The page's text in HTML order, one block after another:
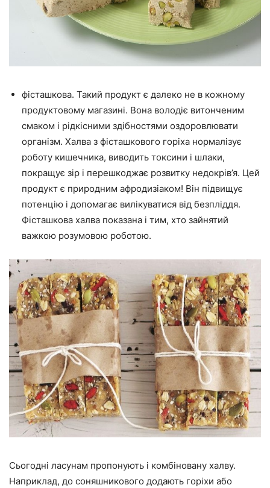
фісташкова. Такий продукт є далеко не в кожному
продуктовому магазині. Вона володіє витонченим
смаком і рідкісними здібностями оздоровлювати
організм. Халва з фісташкового горіха нормалізує
роботу кишечника, виводить токсини і шлаки,
покращує зір і перешкоджає розвитку недокрів’я. Цей
продукт є природним афродизіаком! Він підвищує
потенцію і допомагає вилікуватися від безпліддя.
Фісташкова халва показана і тим, хто зайнятий
важкою розумовою роботою.
Сьогодні ласунам пропонують і комбіновану халву.
Наприклад, до соняшникового додають горіхи або